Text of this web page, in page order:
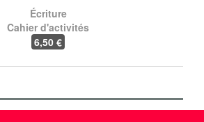
Écriture
Cahier d'activités
6,50 €